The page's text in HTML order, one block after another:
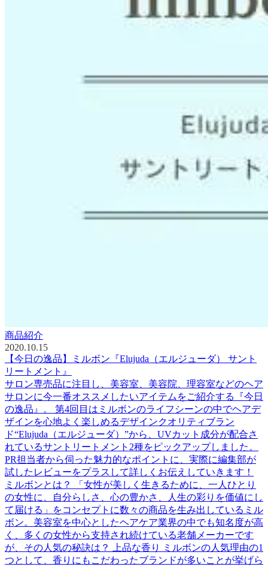
商品紹介
2020.10.15
【今日の逸品】ミルボン『Elujuda（エルジューダ） サント
リートメント』
サロン専売品に注目し、美容室、美容院、理容室などのヘア
サロンに今一番オススメしたいアイテムをご紹介する『今日
の逸品』。 第4回目はミルボンのライフシーンの中でヘアデ
ザインを心地よく楽しめるデザインクオリティブラン
ド“Elujuda（エルジューダ）”から、UVカット成分が配合さ
れているサントリートメント2種をピックアップしました。
PR担当者から伺った魅力的なポイントに、実際に編集部が
試したレビューをプラスして詳しくお伝えしていきます！
ミルボンとは？ 「女性が美しく生きるために、一人ひとり
の女性に、自分らしさ、心の豊かさ、人生の彩りを価値にし
て届ける」をコンセプトに数々の商品を生み出しているミル
ボン。美容室を中心としたヘアケア業界の中でも知名度が高
く、多くの女性から支持され続けている老舗メーカーです
が、その人気の秘訣は？ 上品な香り ミルボンの人気理由の1
つとして、香りにもこだわったブランドが多いことが挙げら